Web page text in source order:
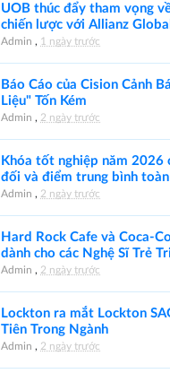
UOB thúc đẩy tham vọng
chiến lược với Allianz
Admin , 1 ngày trước
Báo Cáo của Cision Cảnh
Liệu" Tốn Kém
Admin , 2 ngày trước
Khóa tốt nghiệp năm 2026
đối và điểm trung bình
Admin , 2 ngày trước
Hard Rock Cafe và Coca-
dành cho các Nghệ Sĩ Trẻ
Admin , 2 ngày trước
Lockton ra mắt Lockton
Tiên Trong Ngành
Admin , 2 ngày trước